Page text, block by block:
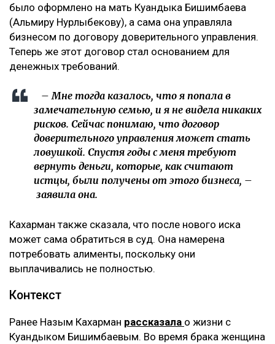
было оформлено на мать Куандыка Бишимбаева
(Альмиру Нурлыбекову), а сама она управляла
бизнесом по договору доверительного управления.
Теперь же этот договор стал основанием для
денежных требований.
– Мне тогда казалось, что я попала в
замечательную семью, и я не видела никаких
рисков. Сейчас понимаю, что договор
доверительного управления может стать
ловушкой. Спустя годы с меня требуют
вернуть деньги, которые, как считают
истцы, были получены от этого бизнеса, –
заявила она.
Кахарман также сказала, что после нового иска
может сама обратиться в суд. Она намерена
потребовать алименты, поскольку они
выплачивались не полностью.
Контекст
Ранее Назым Кахарман рассказала о жизни с
Куандыком Бишимбаевым. Во время брака женщина